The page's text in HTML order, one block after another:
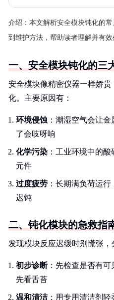
介绍： 本文解析安全模块钝化的
到维护方法，帮助读者理解并有效
一、安全模块钝化的三
安全模块像精密仪器一样娇
化。主要原因有：
环境侵蚀 ：潮湿空气会让
了会吱呀响
化学污染 ：工业环境中的
元件
过度疲劳 ：长期满负荷运
迟钝
二、钝化模块的急救指
发现模块反应迟缓时别慌张，
初步诊断：先检查是否有可
先看舌苔
温和清洁：用专用清洁剂轻